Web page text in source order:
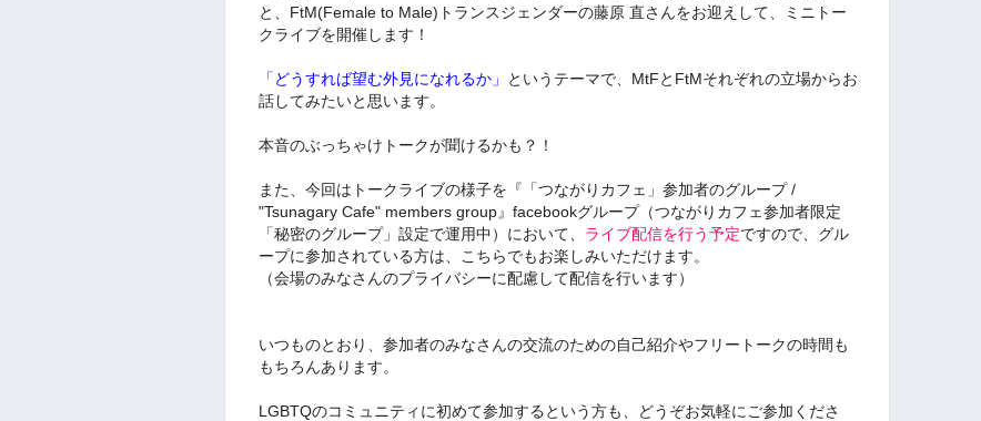
と、FtM(Female to Male)トランスジェンダーの藤原 直さんをお迎えして、ミニトー
クライブを開催します！
「どうすれば望む外見になれるか」
というテーマで、MtFとFtMそれぞれの立場からお
話してみたいと思います。
本音のぶっちゃけトークが聞けるかも？！
また、今回はトークライブの様子を『「つながりカフェ」参加者のグループ /
"Tsunagary Cafe" members group』facebookグループ（つながりカフェ参加者限定
「秘密のグループ」設定で運用中）において、 ライブ配信を行う予定ですので、グル
ープに参加されている方は、こちらでもお楽しみいただけます。
（会場のみなさんのプライバシーに配慮して配信を行います）
いつものとおり、参加者のみなさんの交流のための自己紹介やフリートークの時間も
もちろんあります。
LGBTQのコミュニティに初めて参加するという方も、どうぞお気軽にご参加くださ